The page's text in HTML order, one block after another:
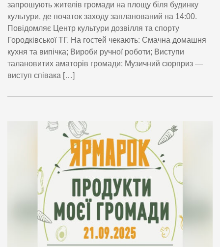
запрошують жителів громади на площу біля будинку
культури, де початок заходу запланований на 14:00.
Повідомляє Центр культури дозвілля та спорту
Городківської ТГ. На гостей чекають: Смачна домашня
кухня та випічка; Вироби ручної роботи; Виступи
талановитих аматорів громади; Музичний сюрприз —
виступ співака […]